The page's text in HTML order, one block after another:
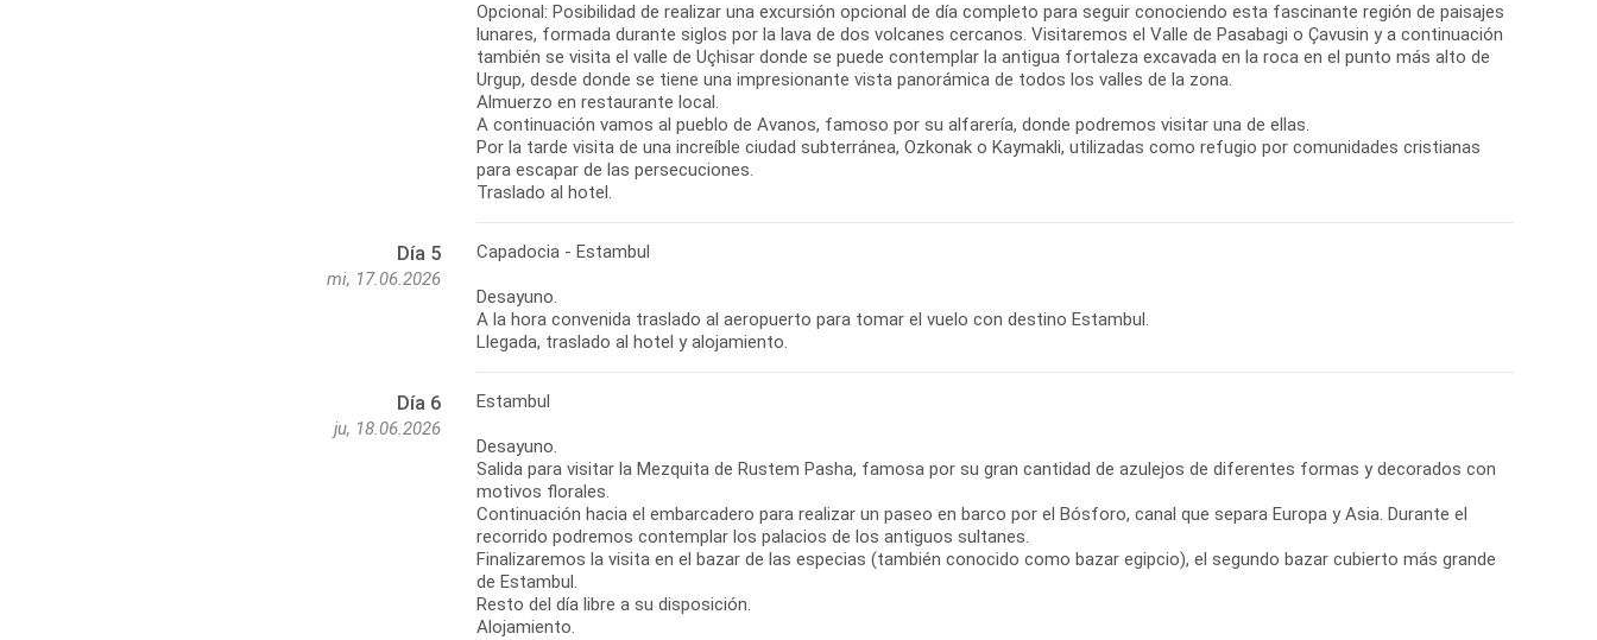
Opcional: Posibilidad de realizar una excursión opcional de día completo para seguir conociendo esta fascinante región de paisajes
lunares, formada durante siglos por la lava de dos volcanes cercanos. Visitaremos el Valle de Pasabagi o Çavusin y a continuación
también se visita el valle de Uçhisar donde se puede contemplar la antigua fortaleza excavada en la roca en el punto más alto de
Urgup, desde donde se tiene una impresionante vista panorámica de todos los valles de la zona.
Almuerzo en restaurante local.
A continuación vamos al pueblo de Avanos, famoso por su alfarería, donde podremos visitar una de ellas.
Por la tarde visita de una increíble ciudad subterránea, Ozkonak o Kaymakli, utilizadas como refugio por comunidades cristianas
para escapar de las persecuciones.
Traslado al hotel.
Día 5
mi, 17.06.2026
Capadocia - Estambul
Desayuno.
A la hora convenida traslado al aeropuerto para tomar el vuelo con destino Estambul.
Llegada, traslado al hotel y alojamiento.
Día 6
ju, 18.06.2026
Estambul
Desayuno.
Salida para visitar la Mezquita de Rustem Pasha, famosa por su gran cantidad de azulejos de diferentes formas y decorados con
motivos florales.
Continuación hacia el embarcadero para realizar un paseo en barco por el Bósforo, canal que separa Europa y Asia. Durante el
recorrido podremos contemplar los palacios de los antiguos sultanes.
Finalizaremos la visita en el bazar de las especias (también conocido como bazar egipcio), el segundo bazar cubierto más grande
de Estambul.
Resto del día libre a su disposición.
Alojamiento.